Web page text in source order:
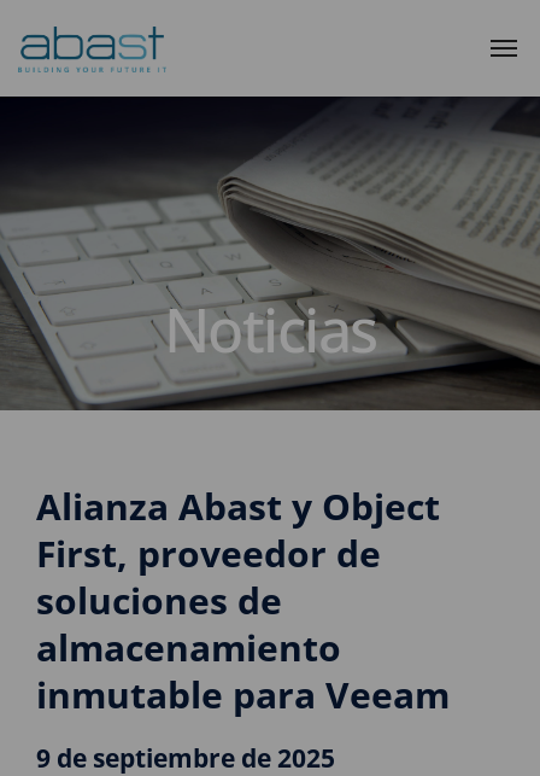
Noticias
Alianza Abast y Object
First, proveedor de
soluciones de
almacenamiento
inmutable para Veeam
9 de septiembre de 2025